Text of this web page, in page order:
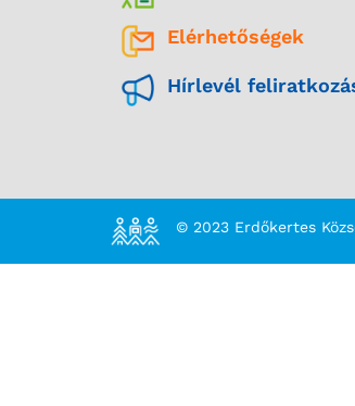
Elérhetőségek
Hírlevél
© 2023 Erdőkertes